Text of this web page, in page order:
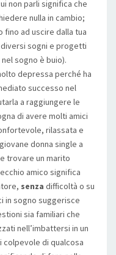
non parli significa che
nulla in cambio;
fino ad uscire dalla tua
sogni e progetti
sogno è buio).
depressa perché ha
successo nel
a raggiungere le
di avere molti amici
rilassata e
donna single a
trovare un marito
amico significa
senza difficoltà o su
in sogno suggerisce
sia familiari che
nell’imbattersi in un
di qualcosa